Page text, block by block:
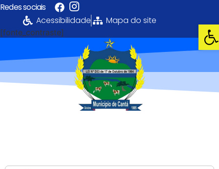
Redes sociais
Acessibilidade
Mapa do site
[fonte_contraste]